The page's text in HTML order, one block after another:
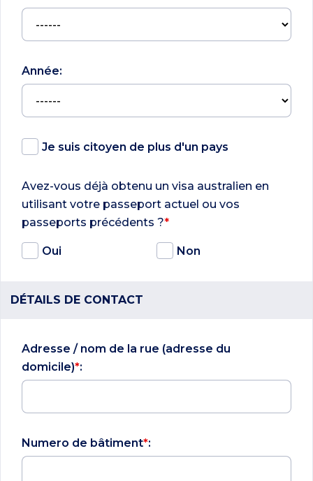
Année:
Je suis citoyen de plus d'un pays
Avez-vous déjà obtenu un visa australien en
utilisant votre passeport actuel ou vos
passeports précédents ?*
Oui Non
DÉTAILS DE CONTACT
Adresse / nom de la rue (adresse du
domicile)*:
Numero de bâtiment*: